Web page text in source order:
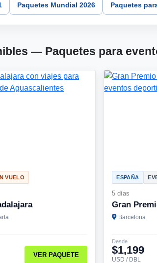
Paquetes Mundial 2026 Paquetes
— Paquetes para
VUELO
VER PAQUETE
ESPAÑA
5 días
Gran
Barcelona
Desde
$1,199
USD / DBL